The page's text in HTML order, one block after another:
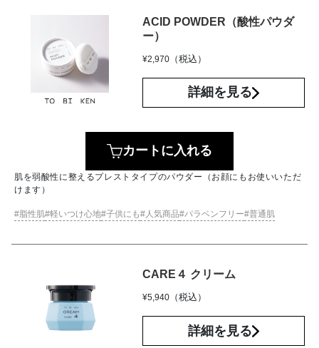
ACID POWDER（酸性パウダ
ー）
¥2,970 （税込）
詳細を見る
カートに入れる
肌を弱酸性に整えるプレストタイプのパウダー（お顔にもお使いいただ
けます）
脂性肌 軽いつけ心地 子供にも 人気商品 パラベンフリー 普通肌
CARE４ クリーム
¥5,940 （税込）
詳細を見る